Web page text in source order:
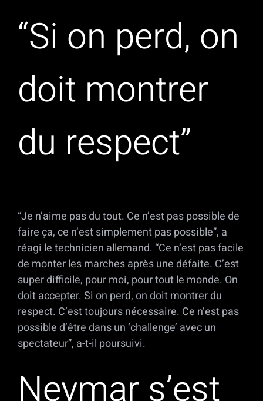
“Si on perd, on
doit montrer
du respect”
“Je n’aime pas du tout. Ce n’est pas possible de
faire ça, ce n’est simplement pas possible”, a
réagi le technicien allemand. “Ce n’est pas facile
de monter les marches après une défaite. C’est
super difficile, pour moi, pour tout le monde. On
doit accepter. Si on perd, on doit montrer du
respect. C’est toujours nécessaire. Ce n’est pas
possible d’être dans un ‘challenge’ avec un
spectateur”, a-t-il poursuivi.
Neymar s’est